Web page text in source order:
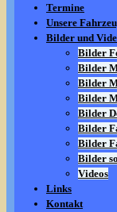
Termine
Unsere
Bilder und
Bilder
Bilder
Bilder
Bilder
Bilder
Bilder
Bilder
Bilder
Videos
Links
Kontakt